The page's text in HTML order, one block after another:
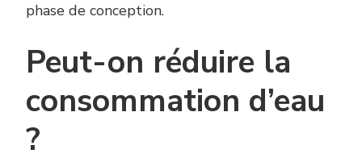
phase de conception.
Peut-on réduire la
consommation d’eau
?